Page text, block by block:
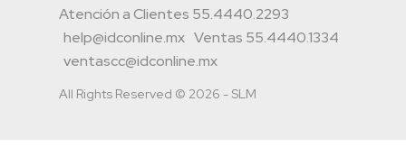
Atención a Clientes 55.4440.2293
help@idconline.mx Ventas 55.4440.1334
ventascc@idconline.mx
All Rights Reserved © 2026 - SLM